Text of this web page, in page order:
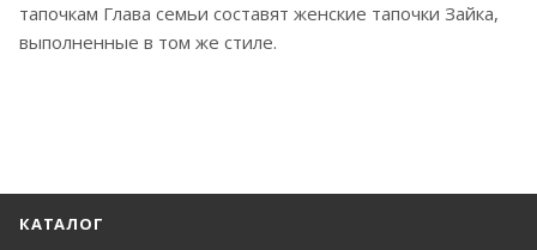
тапочкам Глава семьи составят женские тапочки Зайка,
выполненные в том же стиле.
КАТАЛОГ